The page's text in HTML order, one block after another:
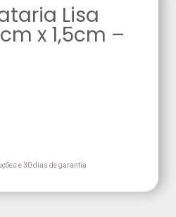
Lisa
x 1,5cm –
e 30 dias de garantia